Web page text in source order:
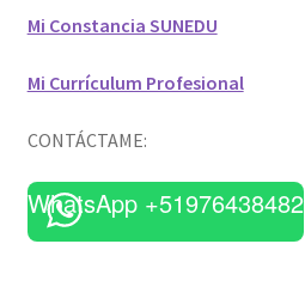
Mi Constancia SUNEDU
Mi Currículum Profesional
CONTÁCTAME:
WhatsApp +51976438482